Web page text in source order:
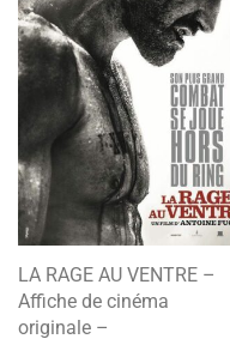
LA RAGE AU VENTRE –
Affiche de cinéma
originale –